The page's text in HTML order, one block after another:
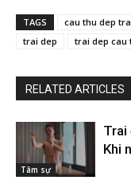
TAGS cau thu dep
trai dep
trai dep cau
RELATED ARTICLES
Tâm sự
Trai
Khi